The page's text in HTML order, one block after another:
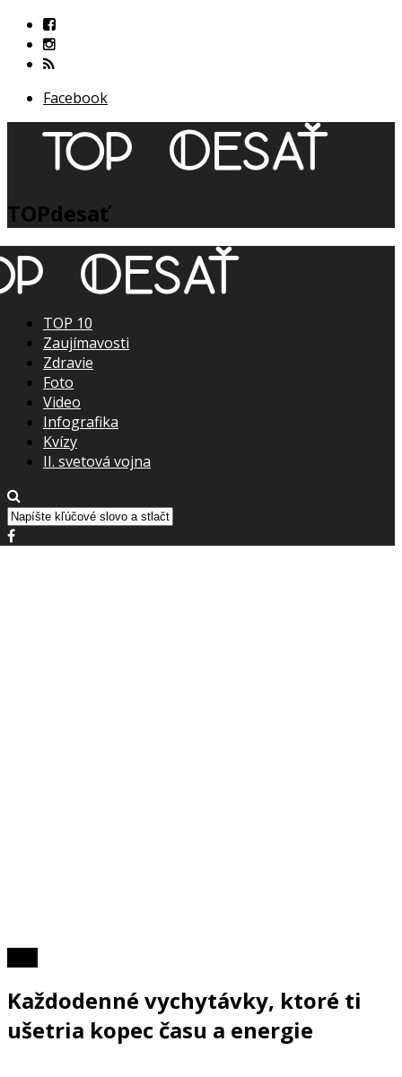
Facebook
TOPdesať
TOP 10
Zaujímavosti
Zdravie
Foto
Video
Infografika
Kvízy
II. svetová vojna
Každodenné vychytávky, ktoré ti
ušetria kopec času a energie